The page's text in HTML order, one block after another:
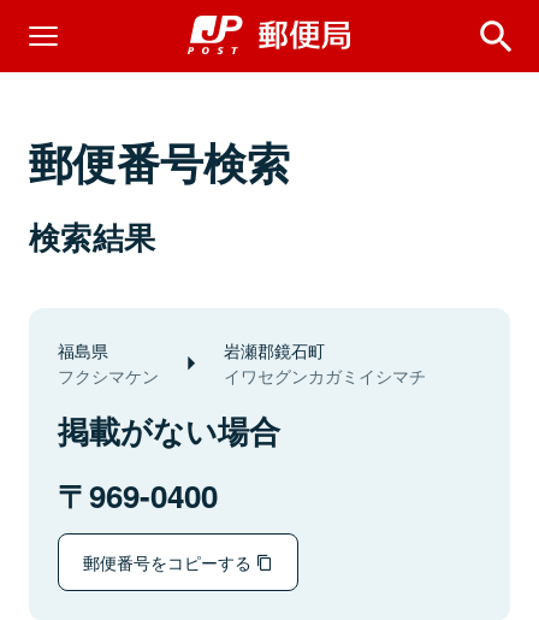
郵便番号検索
検索結果
福島県
フクシマケン
岩瀬郡鏡石町
イワセグンカガミイシマチ
掲載がない場合
969-0400
郵便番号をコピーする